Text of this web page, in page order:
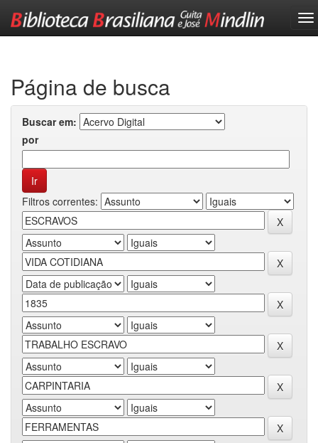
Página de busca
Buscar em:
por
Filtros correntes: